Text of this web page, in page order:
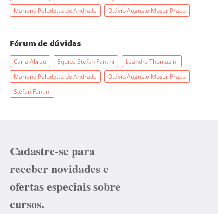
Mariana Paludetto de Andrade
Otávio Augusto Moser Prado
Fórum de dúvidas
Carla Abreu Equipe Stefan Fantini
Leandro Thomazini
Mariana Paludetto de Andrade
Otávio Augusto Moser Prado
Stefan Fantini
Cadastre-se para
receber novidades e
ofertas especiais sobre
cursos.